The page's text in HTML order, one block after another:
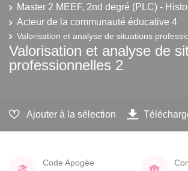
Master 2 MEEF, 2nd degré (PLC) -
Acteur de la communauté éducative 4
Valorisation et analyse de situations
Valorisation et analyse de
professionnelles 2
Ajouter à la sélection
Code Apogée